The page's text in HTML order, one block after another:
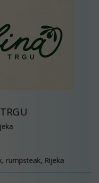
rumpsteak, Rijeka